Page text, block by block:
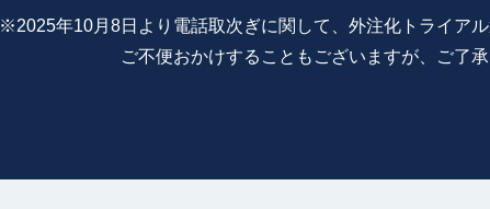
※2025年10月8日より電話取次ぎに関して、外注化トライアル
ご不便おかけすることもございますが、ご了承